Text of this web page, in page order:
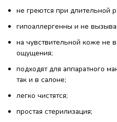
не греются при длительной
гипоаллергенны и не
на чувствительной коже не
ощущения;
подходят для аппаратного
так и в салоне;
легко чистятся;
простая стерилизация;